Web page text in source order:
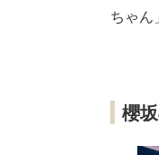
ちゃん
櫻